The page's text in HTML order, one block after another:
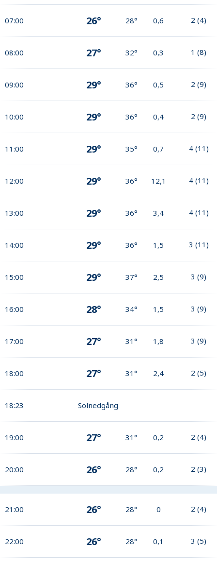
07:00 26° 28° 0,6 2 (4)
08:00 27° 32° 0,3 1 (8)
09:00 29° 36° 0,5 2 (9)
10:00 29° 36° 0,4 2 (9)
11:00 29° 35° 0,7 4 (11)
12:00 29° 36° 12,1 4 (11)
13:00 29° 36° 3,4 4 (11)
14:00 29° 36° 1,5 3 (11)
15:00 29° 37° 2,5 3 (9)
16:00 28° 34° 1,5 3 (9)
17:00 27° 31° 1,8 3 (9)
18:00 27° 31° 2,4 2 (5)
18:23 Solnedgång
19:00 27° 31° 0,2 2 (4)
20:00 26° 28° 0,2 2 (3)
21:00 26° 28° 0 2 (4)
22:00 26° 28° 0,1 3 (5)